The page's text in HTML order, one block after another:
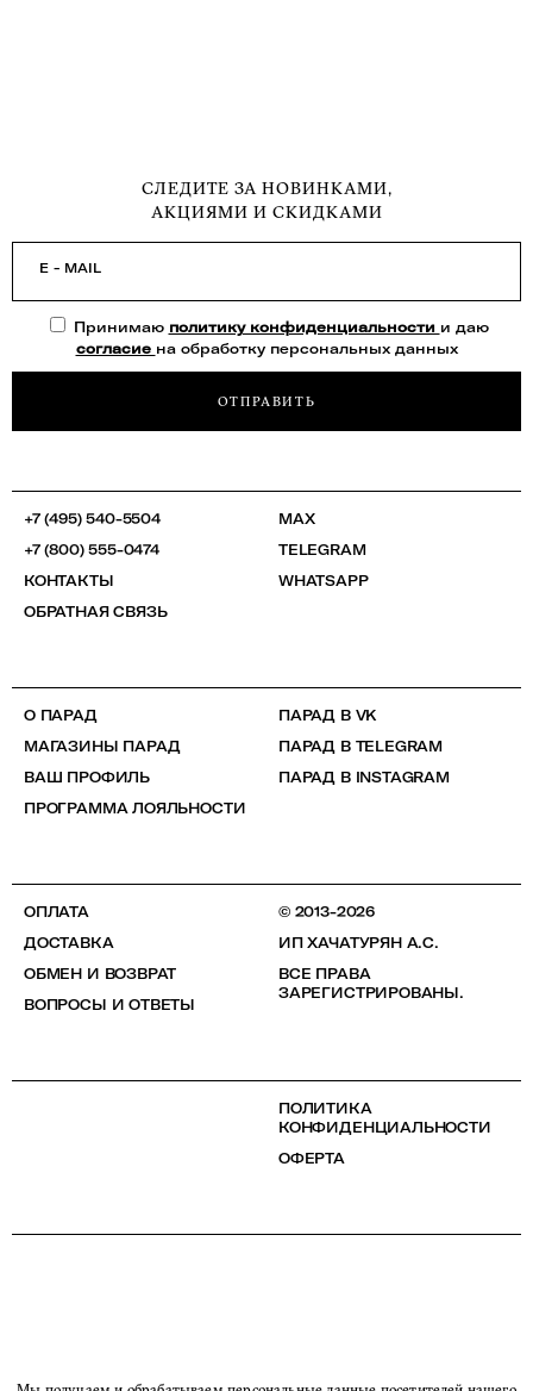
СЛЕДИТЕ ЗА НОВИНКАМИ,
АКЦИЯМИ И СКИДКАМИ
E - MAIL
Принимаю политику конфиденциальности и даю
согласие на обработку персональных данных
ОТПРАВИТЬ
+7 (495) 540-5504
+7 (800) 555-0474
КОНТАКТЫ
ОБРАТНАЯ СВЯЗЬ
MAX
TELEGRAM
WHATSAPP
О ПАРАД
МАГАЗИНЫ ПАРАД
ВАШ ПРОФИЛЬ
ПРОГРАММА ЛОЯЛЬНОСТИ
ПАРАД В VK
ПАРАД В TELEGRAM
ПАРАД В INSTAGRAM
ОПЛАТА
ДОСТАВКА
ОБМЕН И ВОЗВРАТ
ВОПРОСЫ И ОТВЕТЫ
© 2013-2026
ИП ХАЧАТУРЯН А.С.
ВСЕ ПРАВА
ЗАРЕГИСТРИРОВАНЫ.
ПОЛИТИКА
КОНФИДЕНЦИАЛЬНОСТИ
ОФЕРТА